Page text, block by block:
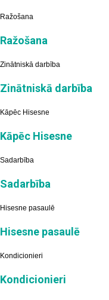
Ražošana
Ražošana
Zinātniskā darbība
Zinātniskā darbība
Kāpēc Hisesne
Kāpēc Hisesne
Sadarbība
Sadarbība
Hisesne pasaulē
Hisesne pasaulē
Kondicionieri
Kondicionieri